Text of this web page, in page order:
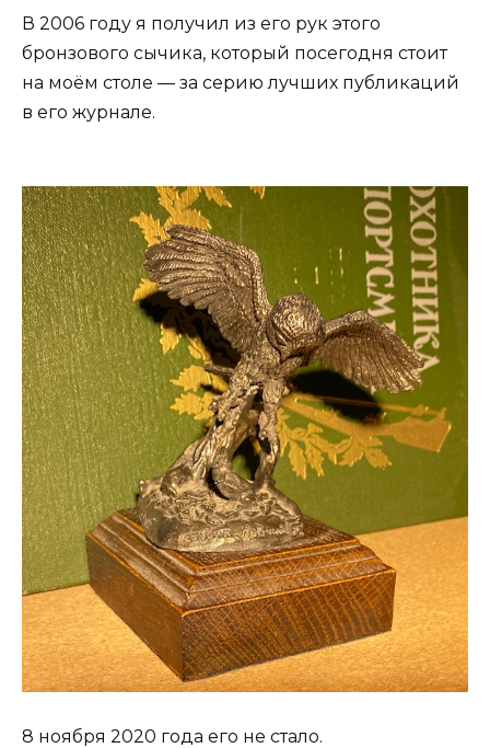
В 2006 году я получил из его рук этого
бронзового сычика, который посегодня стоит
на моём столе — за серию лучших публикаций
в его журнале.
8 ноября 2020 года его не стало.